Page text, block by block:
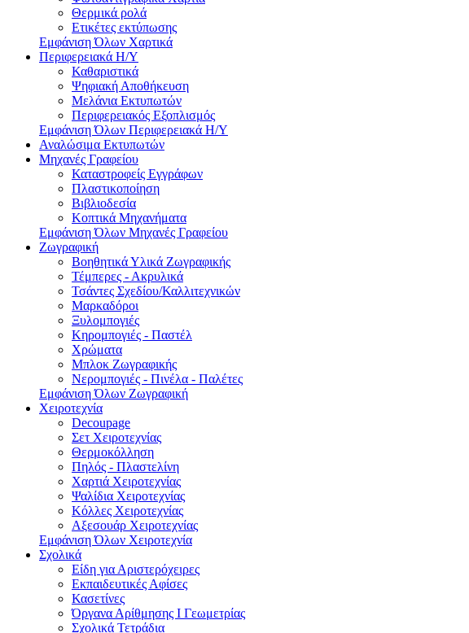
Θερμικά ρολά
Ετικέτες εκτύπωσης
Εμφάνιση Όλων Χαρτικά
Περιφερειακά Η/Υ
Καθαριστικά
Ψηφιακή Αποθήκευση
Μελάνια Εκτυπωτών
Περιφερειακός Εξοπλισμός
Εμφάνιση Όλων Περιφερειακά Η/Υ
Αναλώσιμα Εκτυπωτών
Μηχανές Γραφείου
Καταστροφείς Εγγράφων
Πλαστικοποίηση
Βιβλιοδεσία
Κοπτικά Μηχανήματα
Εμφάνιση Όλων Μηχανές Γραφείου
Ζωγραφική
Βοηθητικά Υλικά Ζωγραφικής
Τέμπερες - Ακρυλικά
Τσάντες Σχεδίου/Καλλιτεχνικών
Μαρκαδόροι
Ξυλομπογιές
Κηρομπογιές - Παστέλ
Χρώματα
Μπλοκ Ζωγραφικής
Νερομπογιές - Πινέλα - Παλέτες
Εμφάνιση Όλων Ζωγραφική
Χειροτεχνία
Decoupage
Σετ Χειροτεχνίας
Θερμοκόλληση
Πηλός - Πλαστελίνη
Χαρτιά Χειροτεχνίας
Ψαλίδια Χειροτεχνίας
Κόλλες Χειροτεχνίας
Αξεσουάρ Χειροτεχνίας
Εμφάνιση Όλων Χειροτεχνία
Σχολικά
Είδη για Αριστερόχειρες
Εκπαιδευτικές Αφίσες
Κασετίνες
Όργανα Αρίθμησης Ι Γεωμετρίας
Σχολικά Τετράδια